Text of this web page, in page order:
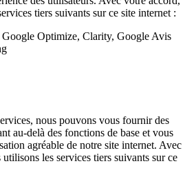
tiers suivants sur ce site internet :
Optimize, Clarity, Google Avis
nous pouvons vous fournir des
au-delà des fonctions de base et vous
agréable de notre site internet. Avec
les services tiers suivants sur ce